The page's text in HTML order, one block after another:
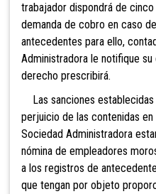
trabajador dispondrá de
demanda de cobro en caso
antecedentes para ello,
Administradora le notifique
derecho prescribirá.
Las sanciones
perjuicio de las contenidas
Sociedad Administradora
nómina de empleadores
a los registros de
que tengan por objeto